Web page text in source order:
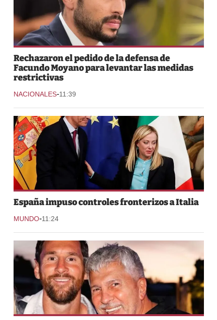
Rechazaron el pedido de la defensa de
Facundo Moyano para levantar las medidas
restrictivas
NACIONALES-11:39
España impuso controles fronterizos a Italia
MUNDO-11:24